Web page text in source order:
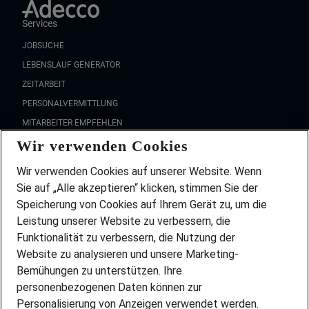
Services
JOBSUCHE
LEBENSLAUF GENERATOR
ZEITARBEIT
PERSONALVERMITTLUNG
MITARBEITER EMPFEHLEN
FAQ
Wir stellen ein!
DEINE BERUFSGRUPPE
DEINE LEBENSSITUATION
PARTNERSHIP WITH AIRBUS
INITIATIV BEWERBEN
ÜBER UNS
STANDORTE
Wir verwenden Cookies
Wir verwenden Cookies auf unserer Website. Wenn
Sie auf „Alle akzeptieren“ klicken, stimmen Sie der
Speicherung von Cookies auf Ihrem Gerät zu, um die
Leistung unserer Website zu verbessern, die
Funktionalität zu verbessern, die Nutzung der
Website zu analysieren und unsere Marketing-
Bemühungen zu unterstützen. Ihre
personenbezogenen Daten können zur
Personalisierung von Anzeigen verwendet werden.